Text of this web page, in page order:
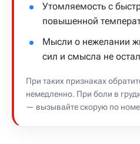
Утомляемость с
повышенной
Мысли о нежелании
сил и смысла не
При таких признаках
немедленно. При боли в
— вызывайте скорую по